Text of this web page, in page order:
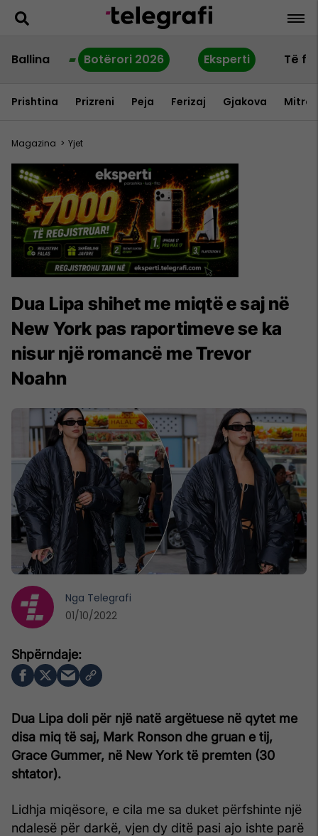
Ballina Botërori 2026 Eksperti Të
Prishtina Prizreni Peja Ferizaj Gjakova
Magazina > Yjet
Dua Lipa shihet me miqtë e saj në
New York pas raportimeve se ka
nisur një romancë me Trevor
Noahn
Dua Lipa doli për një natë argëtuese në qytet me
disa miq të saj, Mark Ronson dhe gruan e tij,
Grace Gummer, në New York të premten (30
shtator).
Lidhja miqësore, e cila me sa duket përfshinte një
ndalesë për darkë, vjen dy ditë pasi ajo ishte parë
Nga Telegrafi
01/10/2022